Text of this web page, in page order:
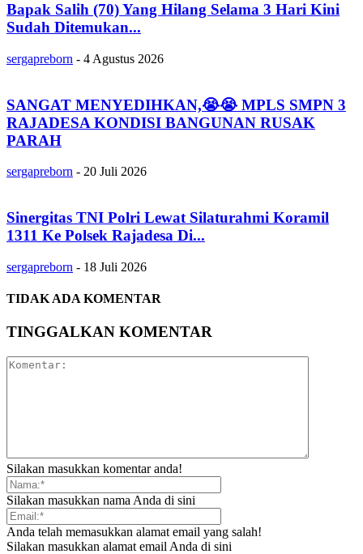
Bapak Salih (70) Yang Hilang Selama 3 Hari Kini
Sudah Ditemukan...
sergapreborn - 4 Agustus 2026
SANGAT MENYEDIHKAN,😭😭 MPLS SMPN 3
RAJADESA KONDISI BANGUNAN RUSAK
PARAH
sergapreborn - 20 Juli 2026
Sinergitas TNI Polri Lewat Silaturahmi Koramil
1311 Ke Polsek Rajadesa Di...
sergapreborn - 18 Juli 2026
TIDAK ADA KOMENTAR
TINGGALKAN KOMENTAR
Silakan masukkan komentar anda!
Silakan masukkan nama Anda di sini
Anda telah memasukkan alamat email yang salah!
Silakan masukkan alamat email Anda di sini